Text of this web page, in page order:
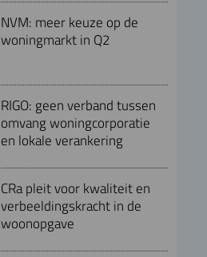
NVM: meer keuze op de
woningmarkt in Q2
RIGO: geen verband tussen
omvang woningcorporatie
en lokale verankering
CRa pleit voor kwaliteit en
verbeeldingskracht in de
woonopgave